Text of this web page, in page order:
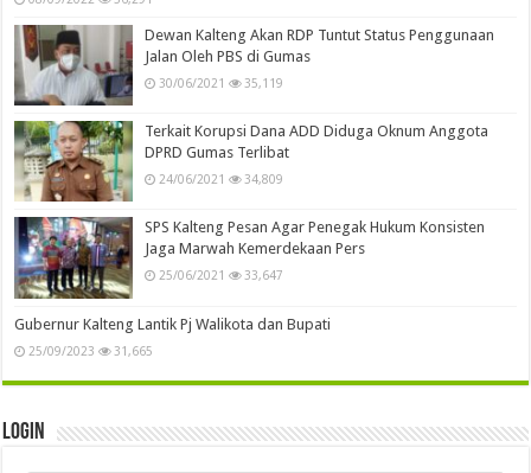
Dewan Kalteng Akan RDP Tuntut Status Penggunaan
Jalan Oleh PBS di Gumas
30/06/2021 35,119
Terkait Korupsi Dana ADD Diduga Oknum Anggota
DPRD Gumas Terlibat
24/06/2021 34,809
SPS Kalteng Pesan Agar Penegak Hukum Konsisten
Jaga Marwah Kemerdekaan Pers
25/06/2021 33,647
Gubernur Kalteng Lantik Pj Walikota dan Bupati
25/09/2023 31,665
Login